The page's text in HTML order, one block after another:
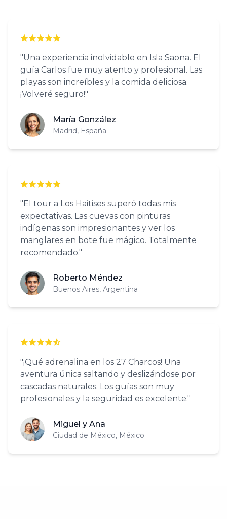
"Una experiencia inolvidable en Isla Saona. El
guía Carlos fue muy atento y profesional. Las
playas son increíbles y la comida deliciosa.
¡Volveré seguro!"
María González
Madrid, España
"El tour a Los Haitises superó todas mis
expectativas. Las cuevas con pinturas
indígenas son impresionantes y ver los
manglares en bote fue mágico. Totalmente
recomendado."
Roberto Méndez
Buenos Aires, Argentina
"¡Qué adrenalina en los 27 Charcos! Una
aventura única saltando y deslizándose por
cascadas naturales. Los guías son muy
profesionales y la seguridad es excelente."
Miguel y Ana
Ciudad de México, México